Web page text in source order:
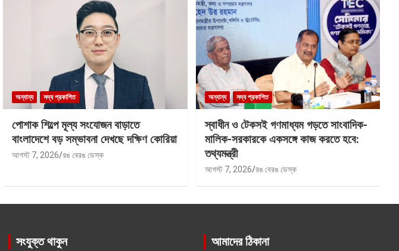
অন্যান্য সদ্য প্রকাশিত
পোশাক শিল্পে মূল্য সংযোজন বাড়াতে
বাংলাদেশে বড় সম্ভাবনা দেখছে দক্ষিণ কোরিয়া
আগস্ট 7, 2026 রঙ বেরঙ ডেস্ক
অন্যান্য সদ্য প্রকাশিত
স্বাধীন ও টেকসই গণমাধ্যম গড়তে সাংবাদিক-
মালিক-সরকারকে একসঙ্গে কাজ করতে হবে:
তথ্যমন্ত্রী
আগস্ট 7, 2026 রঙ বেরঙ ডেস্ক
সংযুক্ত থাকুন আমাদের ঠিকানা